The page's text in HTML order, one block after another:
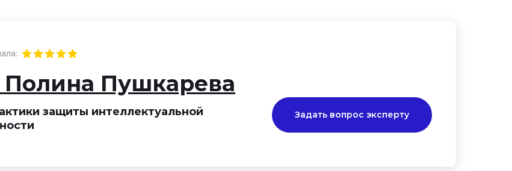
Полина Пушкарева
защиты интеллектуальной
Задать вопрос эксперту